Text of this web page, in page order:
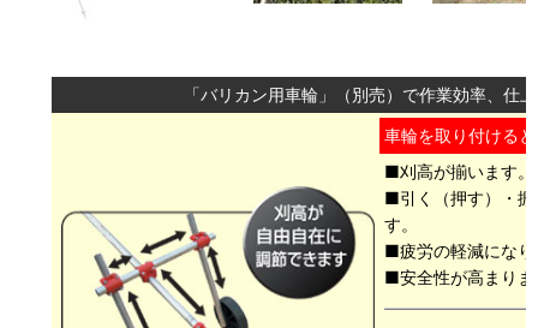
「バリカン用車輪」（別売）で作業効率、仕
車輪を取り付ける
■刈高が揃います。
■引く（押す）・振
す。
■疲労の軽減になり
■安全性が高まりま